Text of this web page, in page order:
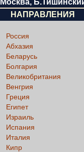
Москва,
НАПРАВЛЕНИЯ
Россия
Абхазия
Беларусь
Болгария
Великобритания
Венгрия
Греция
Египет
Израиль
Испания
Италия
Кипр